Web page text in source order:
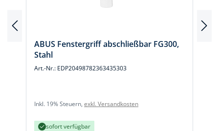
ABUS Fenstergriff abschließbar FG300,
Stahl
Art.-Nr.: EDP20498782363435303
Inkl. 19% Steuern, exkl. Versandkosten
sofort verfügbar